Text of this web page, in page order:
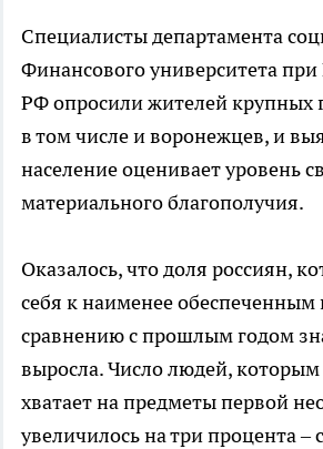
Специалисты департамента
Финансового университета при
РФ опросили жителей крупных
в том числе и воронежцев, и
население оценивает уровень
материального благополучия.
Оказалось, что доля россиян,
себя к наименее обеспеченным
сравнению с прошлым годом
выросла. Число людей, которым
хватает на предметы первой
увеличилось на три процента –